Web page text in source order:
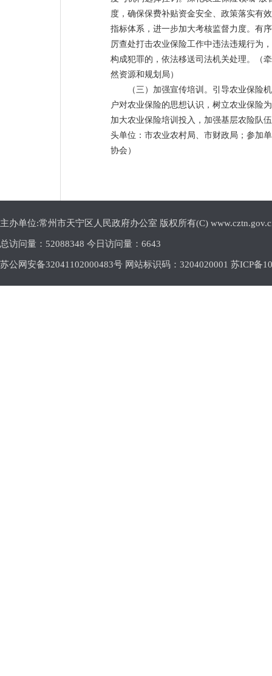
度，确保保费补贴资金安全、政策落实有
指标体系，进一步加大考核监督力度。有
厉查处打击农业保险工作中违法违规行为
构成犯罪的，依法移送司法机关处理。（
然资源和规划局）
（三）加强宣传培训。引导农业保险
户对农业保险的思想认识，树立农业保险
加大农业保险培训投入，加强基层农险队
头单位：市农业农村局、市财政局；参加
协会）
主办单位:常州市天宁区人民政府办公室 版权所有(C)
总访问量： 52088348 今日访问量： 6643
苏公网安备32041102000483号 网站标识码：3204020001 苏ICP备